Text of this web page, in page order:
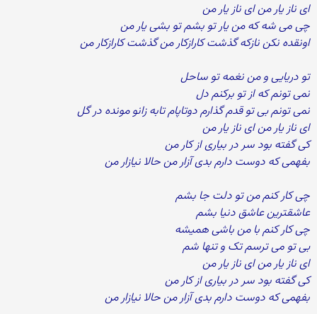
ای ناز یار من ای ناز یار من
چی می شه که من یار تو بشم تو بشی یار من
اونقده نکن نازکه گذشت کارازکار من گذشت کارازکار من
تو دریایی و من نغمه تو ساحل
نمی تونم که از تو برکنم دل
نمی تونم بی تو قدم گذارم دوتاپام تابه زانو مونده در گل
ای ناز یار من ای ناز یار من
کی گفته بود سر در بیاری از کار من
بفهمی که دوست دارم بدی آزار من حالا نیازار من
چی کار کنم من تو دلت جا بشم
عاشقترین عاشق دنیا بشم
چی کار کنم با من باشی همیشه
بی تو می ترسم تک و تنها شم
ای ناز یار من ای ناز یار من
کی گفته بود سر در بیاری از کار من
بفهمی که دوست دارم بدی آزار من حالا نیازار من